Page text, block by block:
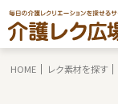
HOME レク素材を探す